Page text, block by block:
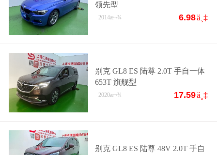
领先型
6.98ä¸‡
2014æ¬¾
别克 GL8 ES 陆尊 2.0T 手自一体
653T 旗舰型
17.59ä¸‡
2020æ¬¾
别克 GL8 ES 陆尊 48V 2.0T 手自